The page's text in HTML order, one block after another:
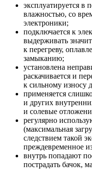
эксплуатируется
влажностью, со
электроники;
подключается к
выдерживать
к перегреву,
замыканию;
установлена
раскачивается и
к сильному износу
применяется
и других
и солевые
регулярно
(максимальная
следствием такой
преждевременное
внутрь попадают
пострадать бачок,